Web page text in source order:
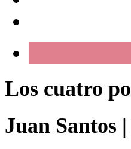
Los cuatro
Juan Santos |